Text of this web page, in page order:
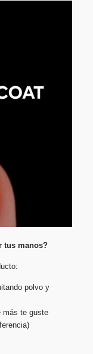
tus manos?
polvo y
te guste